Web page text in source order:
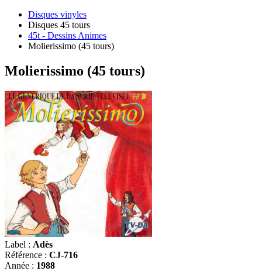
Disques vinyles
Disques 45 tours
45t - Dessins Animes
Molierissimo (45 tours)
Molierissimo (45 tours)
Label : Adès
Référence : CJ-716
Année : 1988